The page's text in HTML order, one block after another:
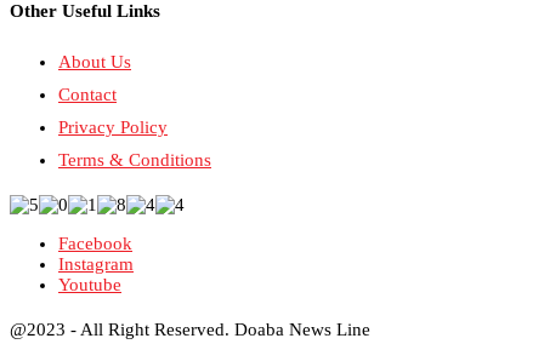
Other Useful Links
About Us
Contact
Privacy Policy
Terms & Conditions
Facebook
Instagram
Youtube
@2023 - All Right Reserved. Doaba News Line